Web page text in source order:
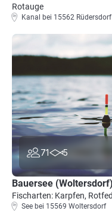
Rotauge
Kanal bei 15562
71 5
Bauersee (Woltersdorf)
Fischarten: Karpfen,
See bei 15569 Woltersdorf